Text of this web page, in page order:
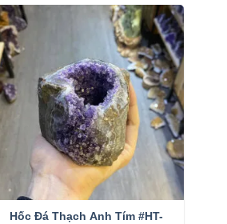
Hốc Đá Thạch Anh Tím #HT-